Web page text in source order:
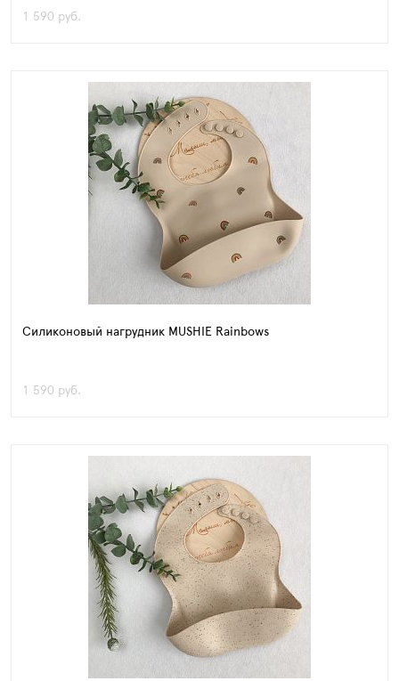
1 590 руб.
Силиконовый нагрудник MUSHIE Rainbows
1 590 руб.